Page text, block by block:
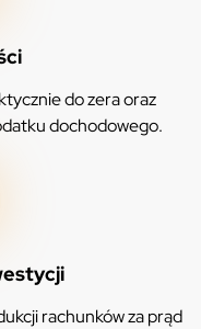
do zera oraz
dochodowego.
rachunków za prąd